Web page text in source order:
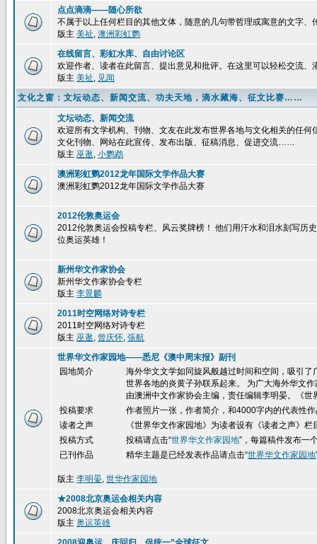
点点滴滴——随心所欲
不属于以上任何栏目的其他文体，随意的几句带哲理或寓意的文字
版主 美祉, 澳洲彩虹鹦
在线留言、彩虹水库、自由讨论区
欢迎作者、读者在此留言、提出意见和批评。在这里可以轻松交流
版主 美祉, 见闻
文化之窗：文坛动态、新闻交流、功夫天地，滴水藏海、征文比赛……
文坛动态、新闻交流
欢迎所有文学机构、刊物、文友在此发布世界各地与文化相关的任
文化刊物、网站在此宣传、发布出版、征稿消息、促进交流……
版主 巫逖, 小鹦鹉
澳洲彩虹鹦2012龙年国际文学作品大赛
澳洲彩虹鹦2012龙年国际文学作品大赛
2012伦敦奥运会
2012伦敦奥运会投稿专栏、风云奖牌榜！ 他们用汗水和泪水刻写历
位奥运英雄！
新州华文作家协会
新州华文作家协会专栏
版主 李景麟
2011时空网络对诗专栏
2011时空网络对诗专栏
版主 巫逖, 曾庆怀, 張航
世界华文作家园地——悉尼《澳中周末报》副刊
园地简介
海外华文文学如同旋风般越过时间和空间，吸引
世界各地的炎黄子孙联系起来。 为广大海外华文
由澳洲中文作家协会主编，责任编辑李明晏。《
投稿要求
作者照片一张，作者简介，和4000字内的代表性
读者之声
《世界华文作家园地》为读者设有《读者之声》
投稿方式
投稿请点击“世界华文作家园地”，每篇稿件发布一
已刊作品
精华主题是已经发表作品请点击“世界华文作家园地
版主 李明晏, 世华作家园地
★2008北京奥运会相关内容
2008北京奥运会相关内容
版主 奥运英雄